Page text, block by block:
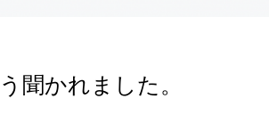
聞かれました。